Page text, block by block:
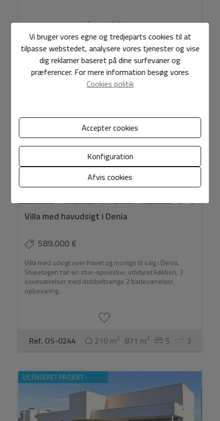
Ref. DI1780 200 m2 693 m2 5
Villa med havudsigt i Denia
589.000 €
Villa med udsigt over havet og montgo til salg i Denia.
Stueetagen har en stue-spisestue, udstyret køkken, 3
soveværelser med dobbeltsenge 2 badeværelser,
opbevaring...
Ref. OS-0244 210 m2 871 m2 5 3
LICENSERET PROJEKT
Vi bruger vores egne og tredjeparts cookies til at
tilpasse webstedet, analysere vores tjenester og vise
dig reklamer baseret på dine surfevaner og
præferencer. For mere information besøg vores
Cookies politik
Accepter cookies
Konfiguration
Afvis cookies